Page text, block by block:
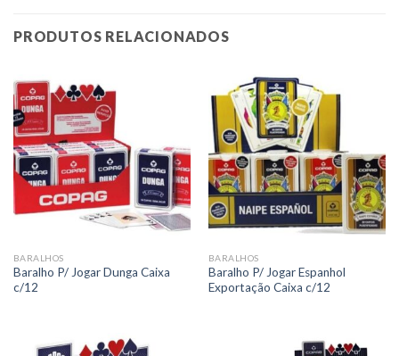
PRODUTOS RELACIONADOS
BARALHOS
Baralho P/ Jogar Dunga Caixa
c/12
BARALHOS
Baralho P/ Jogar Espanhol
Exportação Caixa c/12